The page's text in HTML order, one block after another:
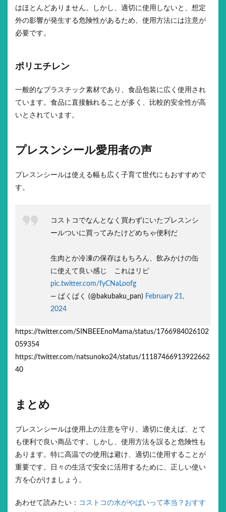
はほとんどありません。しかし、適切に使用しないと、想定
外の影響が発生する危険性があるため、使用方法には注意が
必要です。
ポリエチレン
一般的なプラスチック素材であり、食品包装に広く使用され
ています。食品に直接触れることが多く、比較的安全性が高
いとされています。
プレスンシール愛用者の声
プレスンシールは使える幅も広く子育て世代にもおすすめで
す。
コストコでなんとなく買わずにいたプレスンシ
ールついに買ってみたけどめちゃ便利だ
生肉とか冷凍の保存はもちろん、飲みかけの缶
に使えて良い感じ これはリピ
pic.twitter.com/fyCNaLoofg
— ばくばく (@bakubaku_pan) February 21,
2024
https://twitter.com/SINBEEEnoMama/status/1766984026102
059354
https://twitter.com/natsunoko24/status/11187466913922662
40
まとめ
プレスンシールは使用上の注意を守り、適切に使えば、とて
も便利で良い商品です。しかし、使用方法を誤ると危険性も
あります。特に高温での使用は避け、適切に使用することが
重要です。日々の生活で安全に活用するために、正しい使い
方を心がけましょう。
あわせて読みたい： コストコの水がやばいって本当？おすす